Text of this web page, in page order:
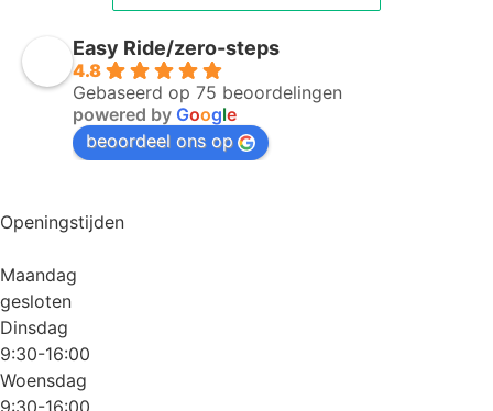
Easy Ride/zero-steps
4.8
Gebaseerd op 75 beoordelingen
powered by Google
beoordeel ons op
Openingstijden
Maandag
gesloten
Dinsdag
9:30-16:00
Woensdag